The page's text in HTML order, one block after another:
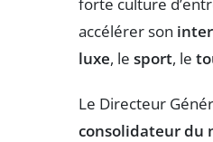
accélérer son
luxe, le sport, le
Le Directeur
consolidateur du